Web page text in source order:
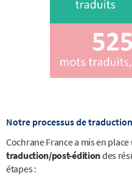
Notre processus de traduction
Cochrane France a mis en place
traduction/post-éditiondes
étapes :